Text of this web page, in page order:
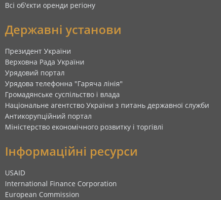
Всі об'єкти оренди регіону
Державні установи
Президент України
Верховна Рада України
Урядовий портал
Урядова телефонна "Гаряча лінія"
Громадянське суспільство і влада
Національне агентство України з питань державної служби
Антикорупційний портал
Міністерство економічного розвитку і торгівлі
Інформаційні ресурси
USAID
International Finance Corporation
European Commission